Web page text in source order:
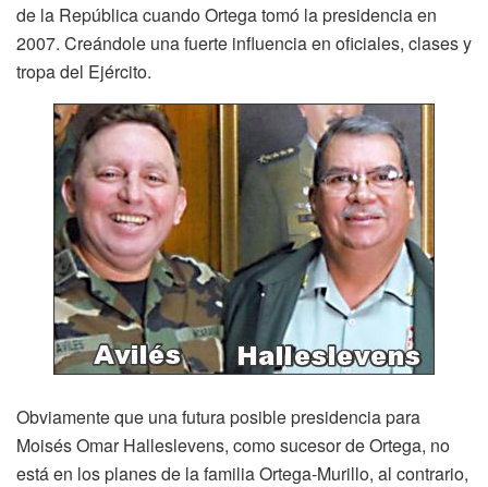
de la República cuando Ortega tomó la presidencia en
2007. Creándole una fuerte influencia en oficiales, clases y
tropa del Ejército.
Obviamente que una futura posible presidencia para
Moisés Omar Halleslevens, como sucesor de Ortega, no
está en los planes de la familia Ortega-Murillo, al contrario,